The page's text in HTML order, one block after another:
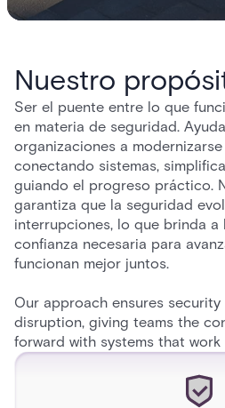
Nuestro
Ser el puente entre lo que
en materia de seguridad.
organizaciones a
conectando sistemas,
guiando el progreso práctico.
garantiza que la seguridad
interrupciones, lo que brinda a
confianza necesaria para
funcionan mejor juntos.
Our approach ensures
disruption, giving teams the
forward with systems that